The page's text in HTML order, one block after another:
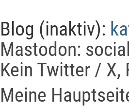
Blog (inaktiv):
Mastodon:
Kein Twitter / X,
Meine